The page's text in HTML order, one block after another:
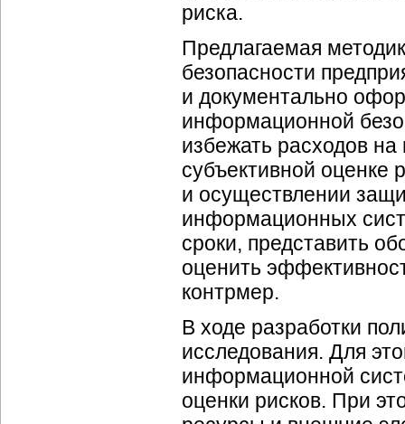
риска.
Предлагаемая
безопасности
и документально
информационной
избежать расходов
субъективной оценке
и осуществлении
информационных
сроки, представить
оценить
контрмер.
В ходе разработки
исследования. Для
информационной
оценки рисков. При